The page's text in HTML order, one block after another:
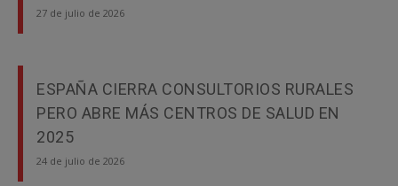
27 de julio de 2026
ESPAÑA CIERRA CONSULTORIOS RURALES
PERO ABRE MÁS CENTROS DE SALUD EN
2025
24 de julio de 2026